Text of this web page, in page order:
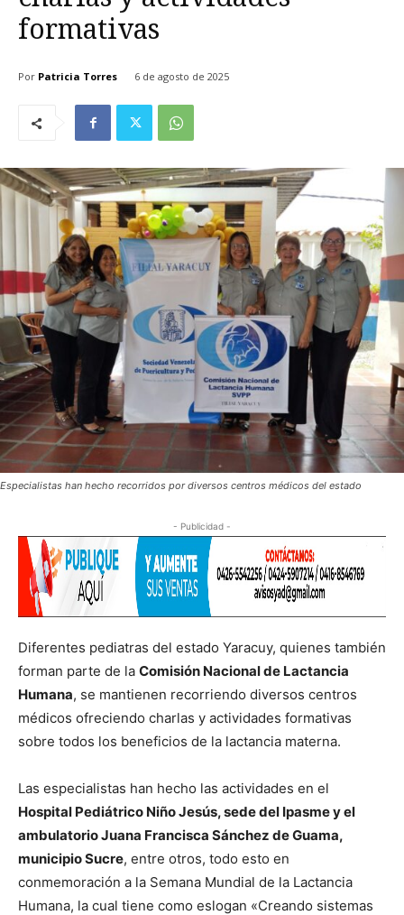
formativas
Por Patricia Torres 6 de agosto de 2025
Especialistas han hecho recorridos por diversos centros médicos del estado
- Publicidad -
Diferentes pediatras del estado Yaracuy, quienes también
forman parte de la Comisión Nacional de Lactancia
Humana, se mantienen recorriendo diversos centros
médicos ofreciendo charlas y actividades formativas
sobre todos los beneficios de la lactancia materna.
Las especialistas han hecho las actividades en el
Hospital Pediátrico Niño Jesús, sede del Ipasme y el
ambulatorio Juana Francisca Sánchez de Guama,
municipio Sucre, entre otros, todo esto en
conmemoración a la Semana Mundial de la Lactancia
Humana, la cual tiene como eslogan «Creando sistemas